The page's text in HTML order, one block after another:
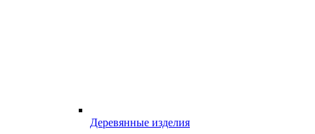
Деревянные изделия